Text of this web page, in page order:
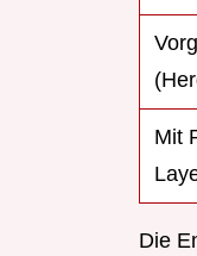
Mit
Die